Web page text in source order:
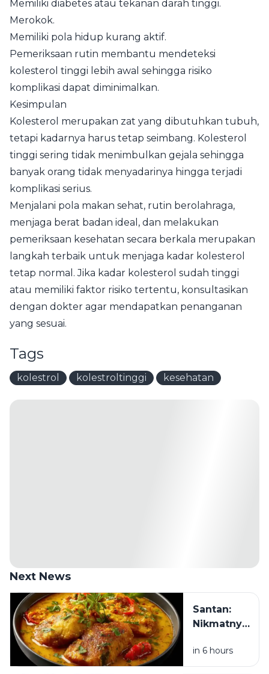
Memiliki diabetes atau tekanan darah tinggi.
Merokok.
Memiliki pola hidup kurang aktif.
Pemeriksaan rutin membantu mendeteksi
kolesterol tinggi lebih awal sehingga risiko
komplikasi dapat diminimalkan.
Kesimpulan
Kolesterol merupakan zat yang dibutuhkan tubuh,
tetapi kadarnya harus tetap seimbang. Kolesterol
tinggi sering tidak menimbulkan gejala sehingga
banyak orang tidak menyadarinya hingga terjadi
komplikasi serius.
Menjalani pola makan sehat, rutin berolahraga,
menjaga berat badan ideal, dan melakukan
pemeriksaan kesehatan secara berkala merupakan
langkah terbaik untuk menjaga kadar kolesterol
tetap normal. Jika kadar kolesterol sudah tinggi
atau memiliki faktor risiko tertentu, konsultasikan
dengan dokter agar mendapatkan penanganan
yang sesuai.
Tags
kolestrol kolestroltinggi kesehatan
Next News
Santan:
Nikmatnya
Nagih, Tapi
Benarkah
in 6 hours